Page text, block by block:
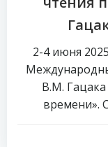
2-4 июня
В.М.
времени».